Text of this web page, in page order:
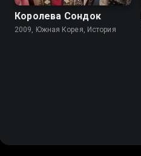
Королева Сондок
2009, Южная Корея, История